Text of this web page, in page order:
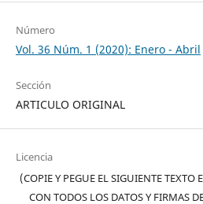
Número
Vol. 36 Núm. 1 (2020): Enero - Abril
Sección
ARTICULO ORIGINAL
Licencia
(COPIE Y PEGUE EL SIGUIENTE
CON TODOS LOS DATOS Y FIRMAS